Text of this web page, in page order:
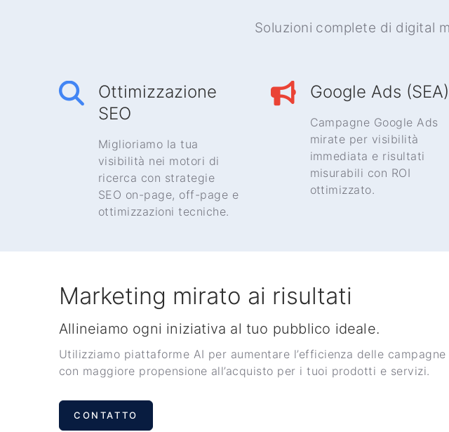
Soluzioni complete di digital
Ottimizzazione
SEO
Miglioriamo la tua
visibilità nei motori di
ricerca con strategie
SEO on-page, off-page e
ottimizzazioni tecniche.
Google Ads (SEA)
Campagne Google Ads
mirate per visibilità
immediata e risultati
misurabili con ROI
ottimizzato.
Marketing mirato ai risultati
Allineiamo ogni iniziativa al tuo pubblico ideale.
Utilizziamo piattaforme AI per aumentare l’efficienza delle
con maggiore propensione all’acquisto per i tuoi prodotti e servizi.
CONTATTO